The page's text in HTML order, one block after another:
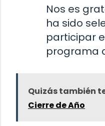
Nos es
ha sido
participar
programa
Quizás también
Cierre de Año